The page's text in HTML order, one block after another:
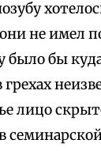
не имел
было бы
грехах
лицо